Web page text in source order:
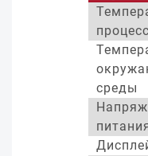
среды